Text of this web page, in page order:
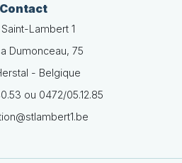
Contact
Lambert 1
Dumonceau, 75
- Belgique
ou 0472/05.12.85